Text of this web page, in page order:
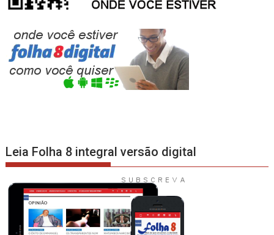
Leia Folha 8 integral versão digital